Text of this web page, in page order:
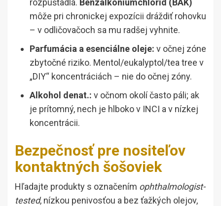
rozpúšťadlá. Benzalkóniumchlorid (BAK)
môže pri chronickej expozícii dráždiť rohovku
– v odličovačoch sa mu radšej vyhnite.
Parfumácia a esenciálne oleje: v očnej zóne
zbytočné riziko. Mentol/eukalyptol/tea tree v
„DIY“ koncentráciách – nie do očnej zóny.
Alkohol denat.: v očnom okolí často páli; ak
je prítomný, nech je hlboko v INCI a v nízkej
koncentrácii.
Bezpečnosť pre nositeľov
kontaktných šošoviek
Hľadajte produkty s označením ophthalmologist-
tested, nízkou penivosťou a bez ťažkých olejov,